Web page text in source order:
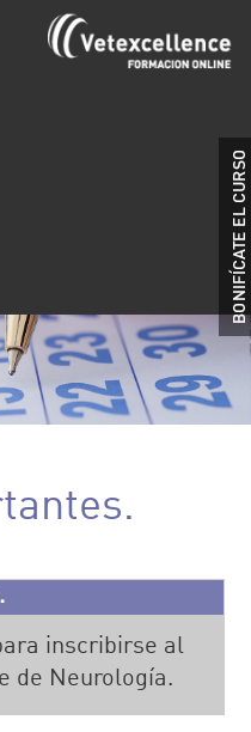
inscribirse al
de Neurología.